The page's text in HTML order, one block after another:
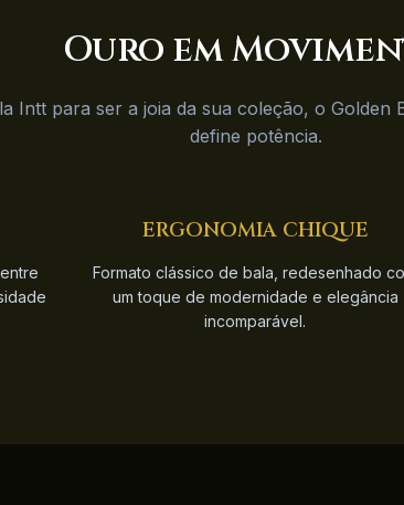
Ouro em
Intt para ser a joia da sua coleção, o Golden
define potência.
ERGONOMIA CHIQUE
Formato clássico de bala, redesenhado
um toque de modernidade e elegância
incomparável.